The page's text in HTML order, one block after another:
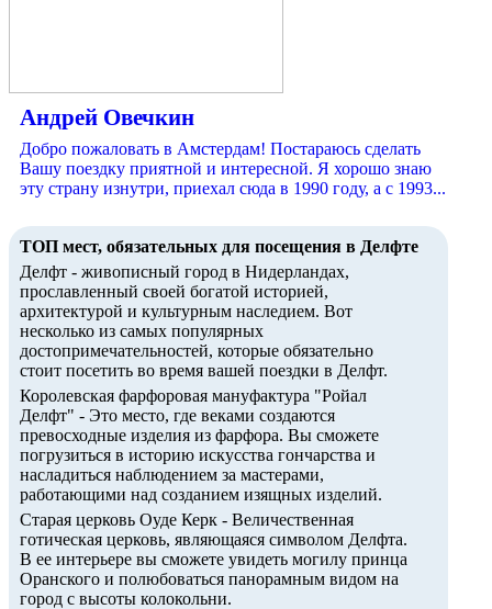
ТОП мест, обязательных для посещения в Делфте
Делфт - живописный город в Нидерландах,
прославленный своей богатой историей,
архитектурой и культурным наследием. Вот
несколько из самых популярных
достопримечательностей, которые обязательно
стоит посетить во время вашей поездки в Делфт.
Королевская фарфоровая мануфактура "Ройал
Делфт" - Это место, где веками создаются
превосходные изделия из фарфора. Вы сможете
погрузиться в историю искусства гончарства и
насладиться наблюдением за мастерами,
работающими над созданием изящных изделий.
Старая церковь Оуде Керк - Величественная
готическая церковь, являющаяся символом Делфта.
В ее интерьере вы сможете увидеть могилу принца
Оранского и полюбоваться панорамным видом на
город с высоты колокольни.
Андрей Овечкин
Добро пожаловать в Амстердам! Постараюсь сделать
Вашу поездку приятной и интересной. Я хорошо знаю
эту страну изнутри, приехал сюда в 1990 году, а с 1993...